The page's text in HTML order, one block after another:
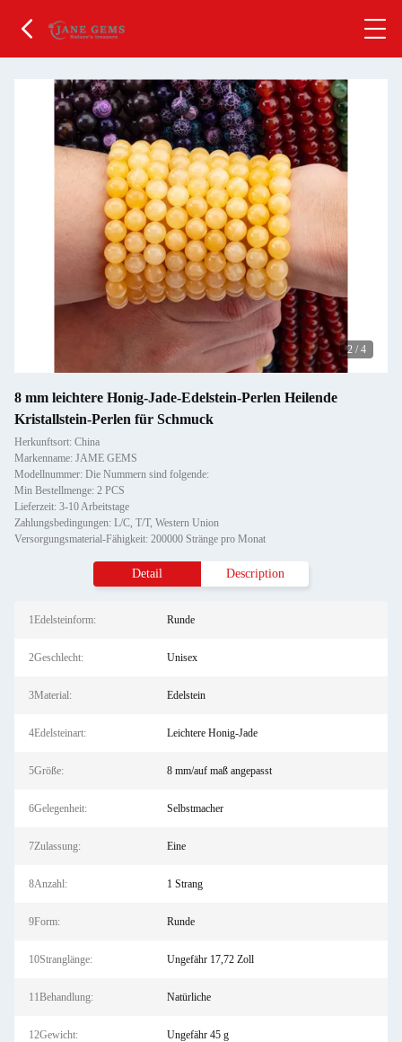
2 / 4
8 mm leichtere Honig-Jade-Edelstein-Perlen Heilende
Kristallstein-Perlen für Schmuck
Herkunftsort: China
Markenname: JAME GEMS
Modellnummer: Die Nummern sind folgende:
Min Bestellmenge: 2 PCS
Lieferzeit: 3-10 Arbeitstage
Zahlungsbedingungen: L/C, T/T, Western Union
Versorgungsmaterial-Fähigkeit: 200000 Stränge pro Monat
Detail Description
1Edelsteinform: Runde
2Geschlecht: Unisex
3Material: Edelstein
4Edelsteinart: Leichtere Honig-Jade
5Größe: 8 mm/auf maß angepasst
6Gelegenheit: Selbstmacher
7Zulassung: Eine
8Anzahl: 1 Strang
9Form: Runde
10Stranglänge: Ungefähr 17,72 Zoll
11Behandlung: Natürliche
12Gewicht: Ungefähr 45 g